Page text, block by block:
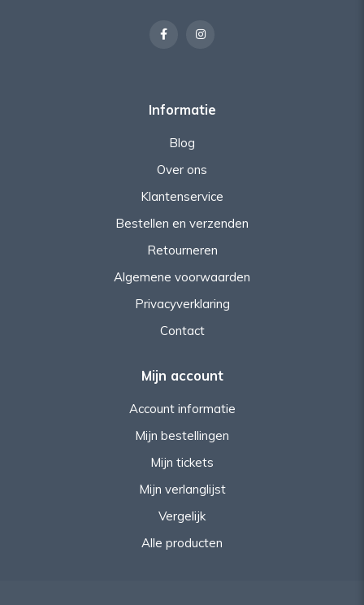
Informatie
Blog
Over ons
Klantenservice
Bestellen en verzenden
Retourneren
Algemene voorwaarden
Privacyverklaring
Contact
Mijn account
Account informatie
Mijn bestellingen
Mijn tickets
Mijn verlanglijst
Vergelijk
Alle producten